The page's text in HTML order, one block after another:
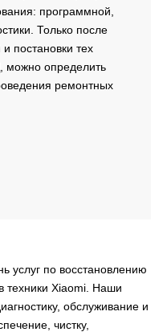
программной,
Только после
постановки тех
можно определить
ремонтных
услуг по восстановлению
техники Xiaomi. Наши
обслуживание и
чистку,